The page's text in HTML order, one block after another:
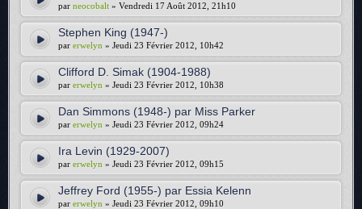
par neocobalt » Vendredi 17 Août 2012, 21h10
Stephen King (1947-)
par erwelyn » Jeudi 23 Février 2012, 10h42
Clifford D. Simak (1904-1988)
par erwelyn » Jeudi 23 Février 2012, 10h38
Dan Simmons (1948-) par Miss Parker
par erwelyn » Jeudi 23 Février 2012, 09h24
Ira Levin (1929-2007)
par erwelyn » Jeudi 23 Février 2012, 09h15
Jeffrey Ford (1955-) par Essia Kelenn
par erwelyn » Jeudi 23 Février 2012, 09h10